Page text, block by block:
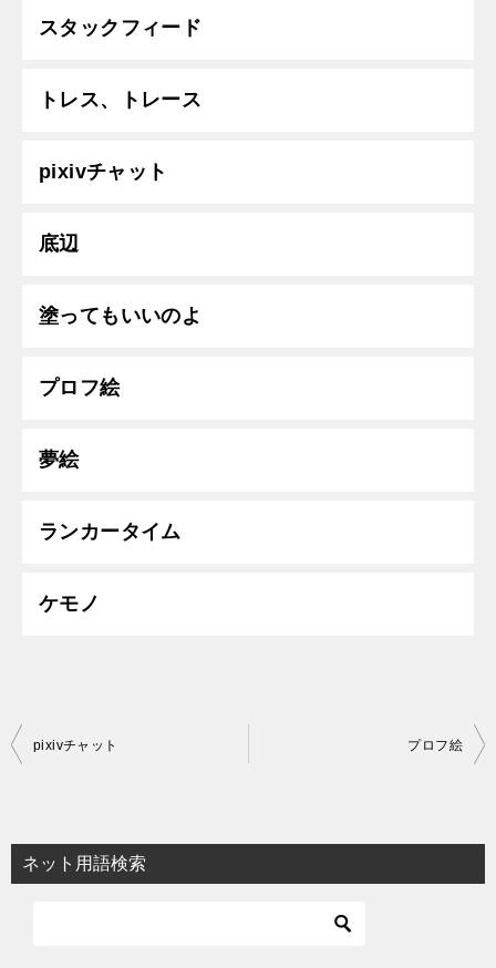
スタックフィード
トレス、トレース
pixivチャット
底辺
塗ってもいいのよ
プロフ絵
夢絵
ランカータイム
ケモノ
投
ビ
ゲ
pixivチャット プロフ絵
ネット用語検索